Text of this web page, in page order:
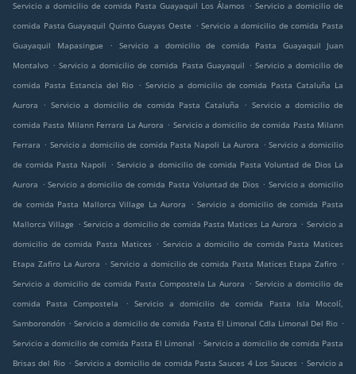
Servicio a domicilio de comida Pasta Guayaquil Los Álamos . Servicio a domicilio de
comida Pasta Guayaquil Quinto Guayas Oeste . Servicio a domicilio de comida Pasta
Guayaquil Mapasingue
.
Servicio a domicilio de comida Pasta Guayaquil Juan
Montalvo . Servicio a domicilio de comida Pasta Guayaquil . Servicio a domicilio de
comida Pasta Estancia del Rio . Servicio a domicilio de comida Pasta Cataluña La
Aurora
. Servicio a domicilio de comida Pasta Cataluña . Servicio a domicilio de
comida Pasta Milann Ferrara La Aurora . Servicio a domicilio de comida Pasta Milann
Ferrara . Servicio a domicilio de comida Pasta Napoli La Aurora . Servicio a domicilio
de comida Pasta Napoli . Servicio a domicilio de comida Pasta Voluntad de Dios La
Aurora . Servicio a domicilio de comida Pasta Voluntad de Dios . Servicio a domicilio
de comida Pasta Mallorca Village La Aurora
. Servicio a domicilio de comida Pasta
Mallorca Village . Servicio a domicilio de comida Pasta Matices La Aurora . Servicio a
domicilio de comida Pasta Matices . Servicio a domicilio de comida Pasta Matices
Etapa Zafiro La Aurora . Servicio a domicilio de comida Pasta Matices Etapa Zafiro .
Servicio a domicilio de comida Pasta Compostela La Aurora . Servicio a domicilio de
comida Pasta Compostela
. Servicio a domicilio de comida Pasta Isla Mocolí,
Samborondón . Servicio a domicilio de comida Pasta El Limonal Cdla Limonal Del Rio .
Servicio a domicilio de comida Pasta El Limonal . Servicio a domicilio de comida Pasta
Brisas del Rio . Servicio a domicilio de comida Pasta Sauces 4 Los Sauces . Servicio a